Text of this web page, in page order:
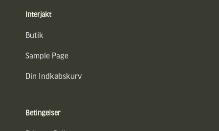
Interjakt
Butik
Sample Page
Din Indkøbskurv
Betingelser